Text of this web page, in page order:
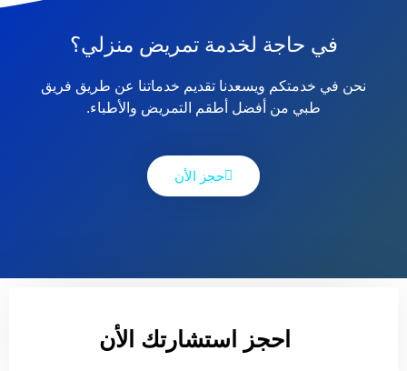
في حاجة لخدمة تمريض منزلي؟
نحن في خدمتكم ويسعدنا تقديم خدماتنا عن طريق فريق
طبي من أفضل أطقم التمريض والأطباء.
حجز الأن
احجز استشارتك الأن